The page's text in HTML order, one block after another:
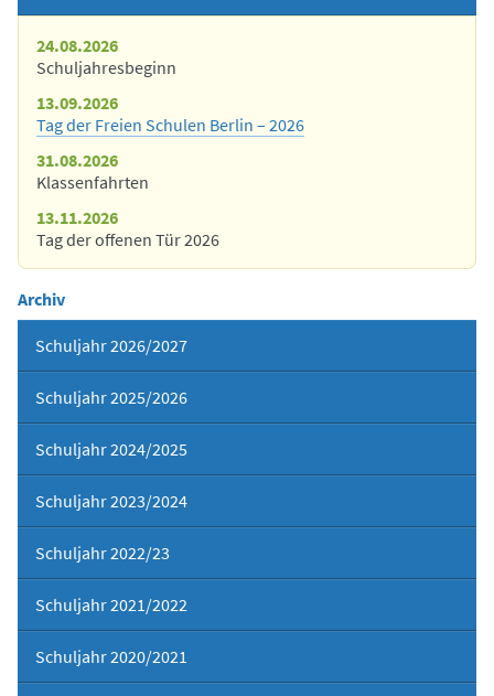
24.08.2026
Schuljahresbeginn
13.09.2026
Tag der Freien Schulen Berlin – 2026
31.08.2026
Klassenfahrten
13.11.2026
Tag der offenen Tür 2026
Archiv
Schuljahr 2026/2027
Schuljahr 2025/2026
Schuljahr 2024/2025
Schuljahr 2023/2024
Schuljahr 2022/23
Schuljahr 2021/2022
Schuljahr 2020/2021